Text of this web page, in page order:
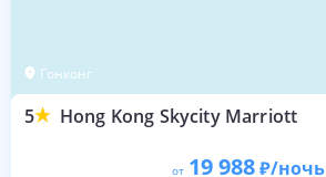
Гонконг
5 Hong Kong Skycity Marriott
от 19 988 /ночь